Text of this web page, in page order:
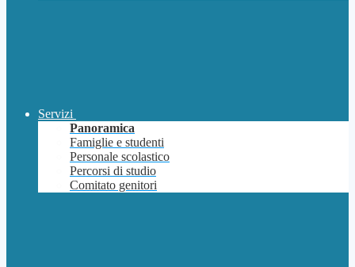
Servizi
Panoramica
Famiglie e studenti
Personale scolastico
Percorsi di studio
Comitato genitori